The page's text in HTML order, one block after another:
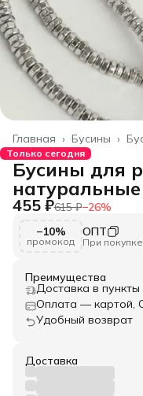
Бусины ›
Главная ›
Только сегодня
Бусины для
455 ₽615 ₽−26%
−10%
промокод
ОПТ
При
Преимущества
Доставка в
Оплата — картой,
Удобный возврат
Доставка